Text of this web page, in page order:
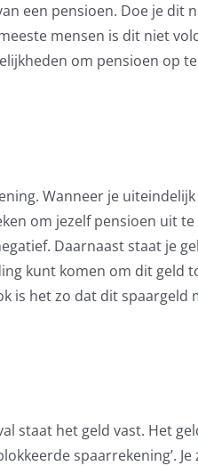
een pensioen. Doe je dit
mensen is dit niet
om pensioen op te
Wanneer je
om jezelf pensioen uit te
Daarnaast staat je
kunt komen om dit geld
is het zo dat dit spaargeld
staat het geld vast. Het
spaarrekening’. Je